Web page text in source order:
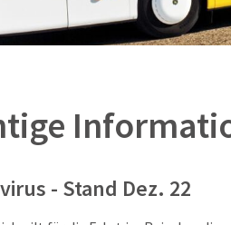
- Stand Dez. 22